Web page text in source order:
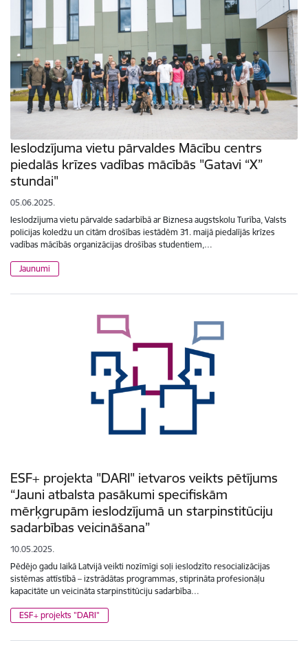
Ieslodzījuma vietu pārvaldes Mācību centrs
piedalās krīzes vadības mācībās "Gatavi “X”
stundai"
05.06.2025.
Ieslodzījuma vietu pārvalde sadarbībā ar Biznesa augstskolu Turība, Valsts
policijas koledžu un citām drošības iestādēm 31. maijā piedalījās krīzes
vadības mācībās organizācijas drošības studentiem,…
Jaunumi
ESF+ projekta "DARI" ietvaros veikts pētījums
“Jauni atbalsta pasākumi specifiskām
mērķgrupām ieslodzījumā un starpinstitūciju
sadarbības veicināšana”
10.05.2025.
Pēdējo gadu laikā Latvijā veikti nozīmīgi soļi ieslodzīto resocializācijas
sistēmas attīstībā – izstrādātas programmas, stiprināta profesionāļu
kapacitāte un veicināta starpinstitūciju sadarbība…
ESF+ projekts "DARI"